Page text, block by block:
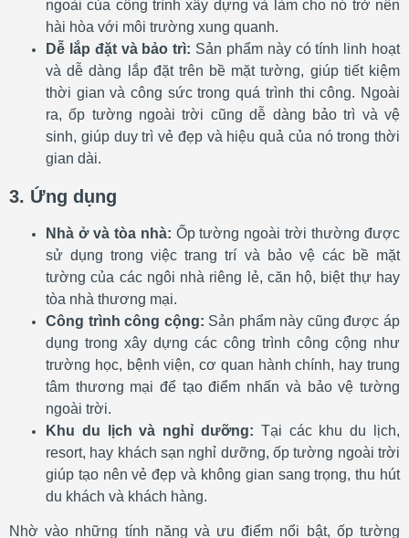
ngoài của công trình xây dựng và làm cho nó trở nên
hài hòa với môi trường xung quanh.
Dễ lắp đặt và bảo trì: Sản phẩm này có tính linh hoạt
và dễ dàng lắp đặt trên bề mặt tường, giúp tiết kiệm
thời gian và công sức trong quá trình thi công. Ngoài
ra, ốp tường ngoài trời cũng dễ dàng bảo trì và vệ
sinh, giúp duy trì vẻ đẹp và hiệu quả của nó trong thời
gian dài.
3. Ứng dụng
Nhà ở và tòa nhà: Ốp tường ngoài trời thường được
sử dụng trong việc trang trí và bảo vệ các bề mặt
tường của các ngôi nhà riêng lẻ, căn hộ, biệt thự hay
tòa nhà thương mại.
Công trình công cộng: Sản phẩm này cũng được áp
dụng trong xây dựng các công trình công cộng như
trường học, bệnh viện, cơ quan hành chính, hay trung
tâm thương mại để tạo điểm nhấn và bảo vệ tường
ngoài trời.
Khu du lịch và nghỉ dưỡng: Tại các khu du lịch,
resort, hay khách sạn nghỉ dưỡng, ốp tường ngoài trời
giúp tạo nên vẻ đẹp và không gian sang trọng, thu hút
du khách và khách hàng.
Nhờ vào những tính năng và ưu điểm nổi bật, ốp tường